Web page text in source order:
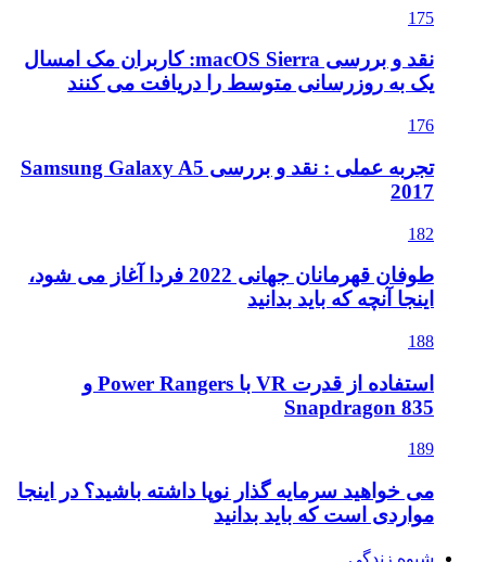
175
نقد و بررسی macOS Sierra: کاربران مک امسال
یک به روزرسانی متوسط را دریافت می کنند
176
تجربه عملی : نقد و بررسی Samsung Galaxy A5
2017
182
طوفان قهرمانان جهانی 2022 فردا آغاز می شود،
اینجا آنچه که باید بدانید
188
استفاده از قدرت VR با Power Rangers و
Snapdragon 835
189
می خواهید سرمایه گذار نوپا داشته باشید؟ در اینجا
مواردی است که باید بدانید
شیوه زندگی